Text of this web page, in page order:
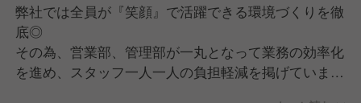
弊社では全員が『笑顔』で活躍できる環境づくりを徹
底◎
その為、営業部、管理部が一丸となって業務の効率化
を進め、スタッフ一人一人の負担軽減を掲げていま